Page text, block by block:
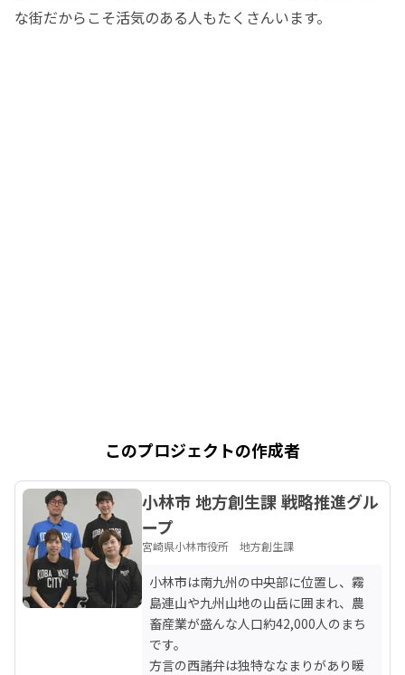
な街だからこそ活気のある人もたくさんいます。
このプロジェクトの作成者
小林市 地方創生課 戦略推進グル
ープ
宮崎県小林市役所 地方創生課
小林市は南九州の中央部に位置し、霧
島連山や九州山地の山岳に囲まれ、農
畜産業が盛んな人口約42,000人のまち
です。
方言の西諸弁は独特ななまりがあり暖